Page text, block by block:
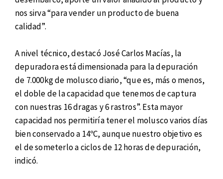
nos sirva “para vender un producto de buena
calidad”.
A nivel técnico, destacó José Carlos Macías, la
depuradora está dimensionada para la depuración
de 7.000kg de molusco diario, “que es, más o menos,
el doble de la capacidad que tenemos de captura
con nuestras 16 dragas y 6 rastros”. Esta mayor
capacidad nos permitiría tener el molusco varios días
bien conservado a 14ºC, aunque nuestro objetivo es
el de someterlo a ciclos de 12 horas de depuración,
indicó.